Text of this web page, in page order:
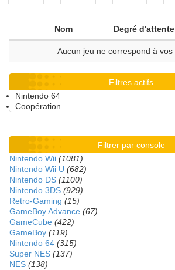
Nom Degré d'attente
Aucun jeu ne correspond à vos
Filtres actifs
Nintendo 64
Coopération
Filtrer par console
Nintendo Wii (1081)
Nintendo Wii U (682)
Nintendo DS (1100)
Nintendo 3DS (929)
Retro-Gaming (15)
GameBoy Advance (67)
GameCube (422)
GameBoy (119)
Nintendo 64 (315)
Super NES (137)
NES (138)